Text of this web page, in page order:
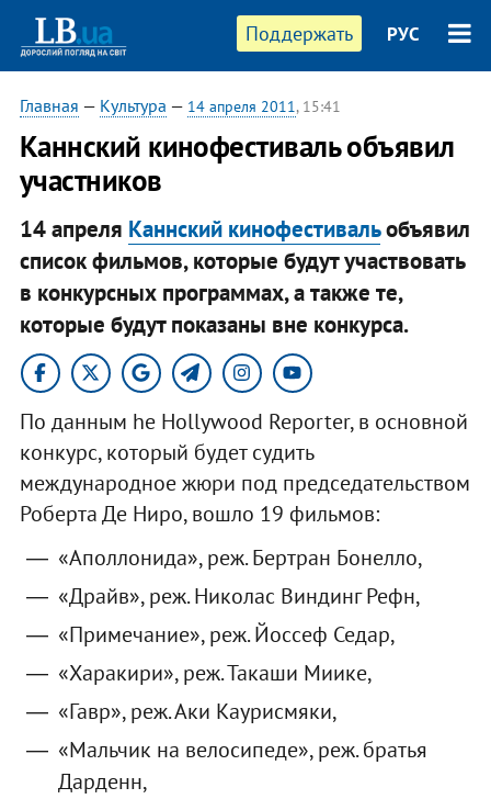
Поддержать РУС
Главная — Культура — 14 апреля 2011, 15:41
Каннский кинофестиваль объявил
участников
14 апреля Каннский кинофестивальобъявил
список фильмов, которые будут участвовать
в конкурсных программах, а также те,
которые будут показаны вне конкурса.
По данным he Hollywood Reporter, в основной
конкурс, который будет судить
международное жюри под председательством
Роберта Де Ниро, вошло 19 фильмов:
«Аполлонида», реж. Бертран Бонелло,
«Драйв», реж. Николас Виндинг Рефн,
«Примечание», реж. Йоссеф Седар,
«Харакири», реж. Такаши Миике,
«Гавр», реж. Аки Каурисмяки,
«Мальчик на велосипеде», реж. братья
Дарденн,